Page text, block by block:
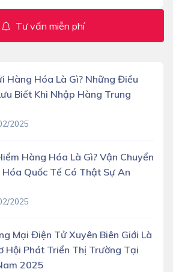
Tư vấn miễn phí
Hàng Hóa Là Gì? Những Điều
Biết Khi Nhập Hàng Trung
2025
Hàng Hóa Là Gì? Vận Chuyển
Hóa Quốc Tế Có Thật Sự An
2025
Mại Điện Tử Xuyên Biên Giới Là
Hội Phát Triển Thị Trường Tại
2025